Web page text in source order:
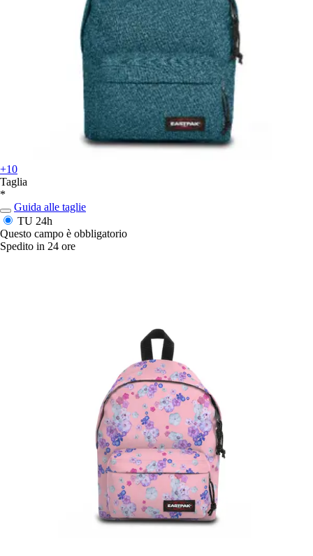
+10
Taglia
*
Guida alle taglie
TU 24h
Questo campo è obbligatorio
Spedito in 24 ore